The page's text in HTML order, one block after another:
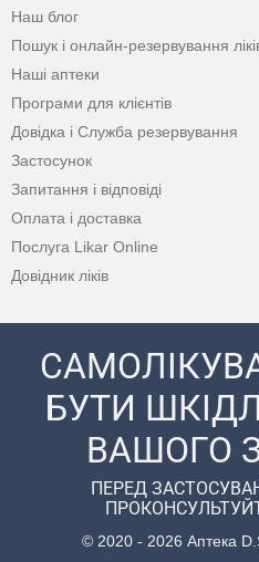
Наш блог
Пошук і онлайн-резервування
Наші аптеки
Програми для клієнтів
Довідка і Служба резервування
Застосунок
Запитання і відповіді
Оплата і доставка
Послуга Likar Online
Довідник ліків
БУТИ
ВАШОГО
ПЕРЕД
© 2020 - 2026 Аптека